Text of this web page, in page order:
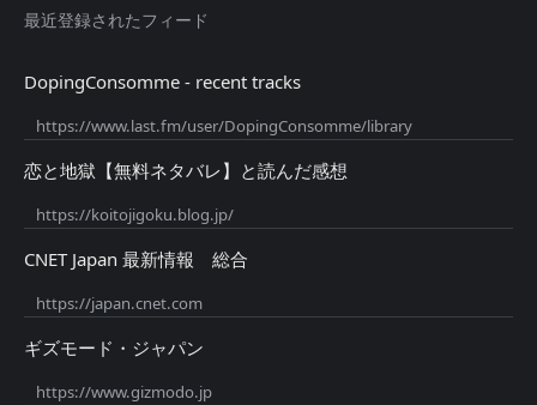
最近登録されたフィード
DopingConsomme - recent tracks
https://www.last.fm/user/DopingConsomme/library
恋と地獄【無料ネタバレ】と読んだ感想
https://koitojigoku.blog.jp/
CNET Japan 最新情報 総合
https://japan.cnet.com
ギズモード・ジャパン
https://www.gizmodo.jp